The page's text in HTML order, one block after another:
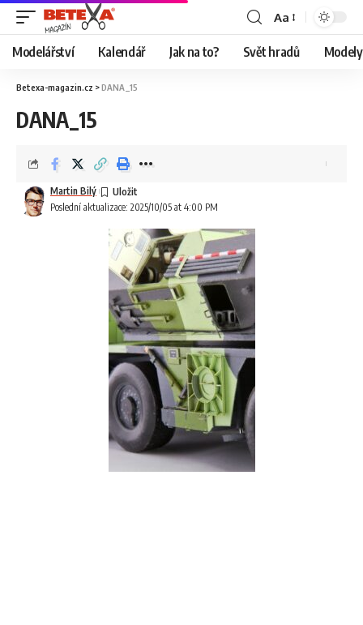
Aa
Modelářství Kalendář Jak na to? Svět hradů
Betexa-magazin.cz >DANA_15
DANA_15
Poslední aktualizace: 2025/10/05 at 4:00 PM
Martin Bilý